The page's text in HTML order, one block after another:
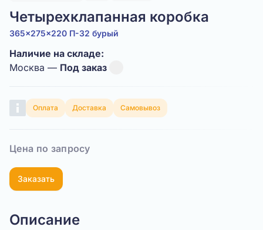
Четырехклапанная коробка
365x275x220 П-32 бурый
Наличие на складе:
Москва — Под заказ
Оплата Доставка Самовывоз
Цена по запросу
Заказать
Описание